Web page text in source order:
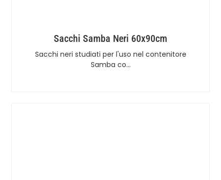
Sacchi Samba Neri 60x90cm
Sacchi neri studiati per l'uso nel contenitore
Samba co…